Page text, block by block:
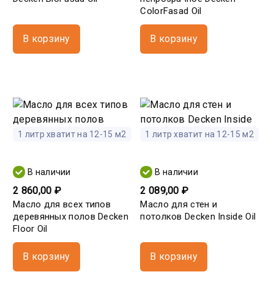
В корзину
ColorFasad Oil
В корзину
1 литр хватит на 12-15 м2
В наличии
2 860,00 ₽
Масло для всех типов
деревянных полов Decken
Floor Oil
В корзину
1 литр хватит на 12-15 м2
В наличии
2 089,00 ₽
Масло для стен и
потолков Decken Insidе Oil
В корзину